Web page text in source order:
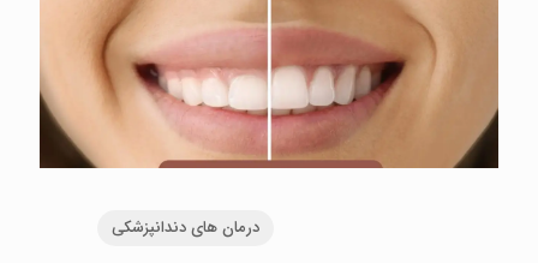
درمان های دندانپزشکی